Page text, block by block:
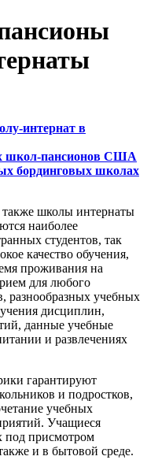
интернат в
школ-пансионов США
бординговых школах
также школы интернаты
наиболее
студентов, так
качество обучения,
проживания на
для любого
разнообразных учебных
дисциплин,
данные учебные
и развлечениях
гарантируют
и подростков,
учебных
Учащиеся
под присмотром
и в бытовой среде.